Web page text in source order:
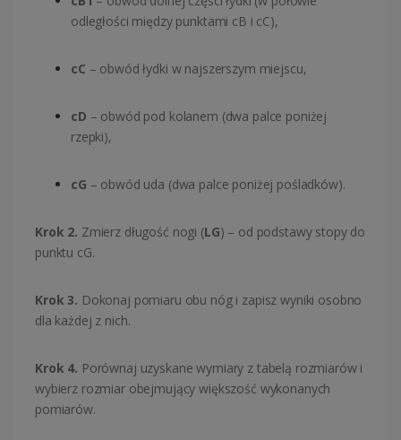
odległości między punktami cB i cC),
cC – obwód łydki w najszerszym miejscu,
cD – obwód pod kolanem (dwa palce poniżej
rzepki),
cG – obwód uda (dwa palce poniżej pośladków).
Krok 2. Zmierz długość nogi (LG) – od podstawy stopy do
punktu cG.
Krok 3. Dokonaj pomiaru obu nóg i zapisz wyniki osobno
dla każdej z nich.
Krok 4. Porównaj uzyskane wymiary z tabelą rozmiarów i
wybierz rozmiar obejmujący większość wykonanych
pomiarów.